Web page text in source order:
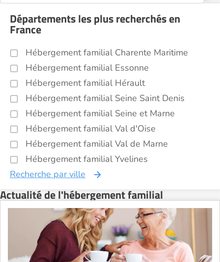
Départements les plus recherchés en
France
Hébergement familial Charente Maritime
Hébergement familial Essonne
Hébergement familial Hérault
Hébergement familial Seine Saint Denis
Hébergement familial Seine et Marne
Hébergement familial Val d'Oise
Hébergement familial Val de Marne
Hébergement familial Yvelines
Recherche par ville
Actualité de l'hébergement familial